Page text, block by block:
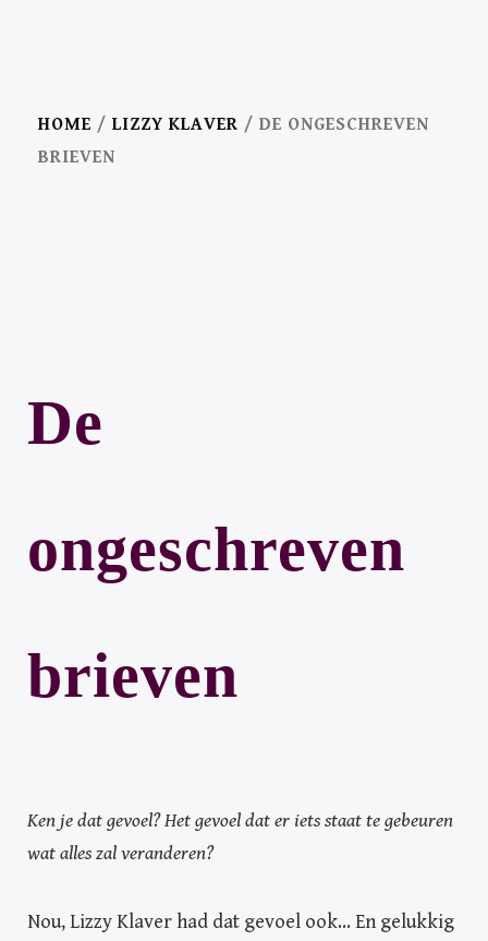
HOME / LIZZY KLAVER / DE ONGESCHREVEN
BRIEVEN
N
De
ongeschreven
brieven
Ken je dat gevoel? Het gevoel dat er iets staat te gebeuren
wat alles zal veranderen?
Nou, Lizzy Klaver had dat gevoel ook… En gelukkig